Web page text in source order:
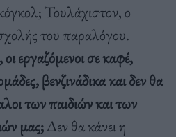
Τουλάχιστον, ο
του παραλόγου.
εργαζόμενοι σε καφέ,
βενζινάδικα και δεν θα
των παιδιών και των
μας;Δεν θα κάνει η